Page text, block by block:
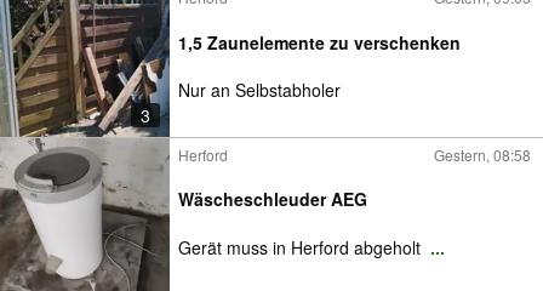
3
1,5 Zaunelemente zu verschenken
Nur an Selbstabholer
Herford Gestern, 08:58
Wäscheschleuder AEG
Gerät muss in Herford abgeholt ...